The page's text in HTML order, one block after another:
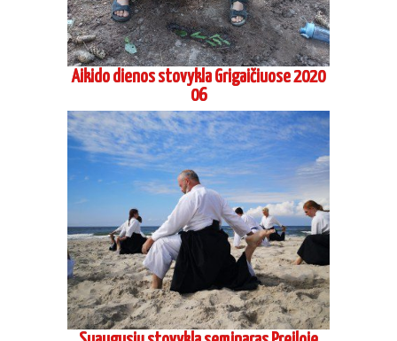
Aikido dienos stovykla Grigaičiuose 2020
06